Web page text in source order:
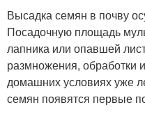
Высадка семян в почву
Посадочную площадь
лапника или опавшей
размножения,
домашних условиях уже
семян появятся первые